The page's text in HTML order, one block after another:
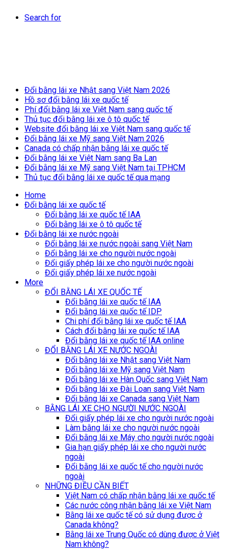
Search for
Đổi bằng lái xe Nhật sang Việt Nam 2026
Hồ sơ đổi bằng lái xe quốc tế
Phí đổi bằng lái xe Việt Nam sang quốc tế
Thủ tục đổi bằng lái xe ô tô quốc tế
Website đổi bằng lái xe Việt Nam sang quốc tế
Đổi bằng lái xe Mỹ sang Việt Nam 2026
Canada có chấp nhận bằng lái xe quốc tế
Đổi bằng lái xe Việt Nam sang Ba Lan
Đổi bằng lái xe Mỹ sang Việt Nam tại TPHCM
Thủ tục đổi bằng lái xe quốc tế qua mạng
Home
Đổi bằng lái xe quốc tế
Đổi bằng lái xe quốc tế IAA
Đổi bằng lái xe ô tô quốc tế
Đổi bằng lái xe nước ngoài
Đổi bằng lái xe nước ngoài sang Việt Nam
Đổi bằng lái xe cho người nước ngoài
Đổi giấy phép lái xe cho người nước ngoài
Đổi giấy phép lái xe nước ngoài
More
ĐỔI BẰNG LÁI XE QUỐC TẾ
Đổi bằng lái xe quốc tế IAA
Đổi bằng lái xe quốc tế IDP
Chi phí đổi bằng lái xe quốc tế IAA
Cách đổi bằng lái xe quốc tế IAA
Đổi bằng lái xe quốc tế IAA online
ĐỔI BẰNG LÁI XE NƯỚC NGOÀI
Đổi bằng lái xe Nhật sang Việt Nam
Đổi bằng lái xe Mỹ sang Việt Nam
Đổi bằng lái xe Hàn Quốc sang Việt Nam
Đổi bằng lái xe Đài Loan sang Việt Nam
Đổi bằng lái xe Canada sang Việt Nam
BẰNG LÁI XE CHO NGƯỜI NƯỚC NGOÀI
Đổi giấy phép lái xe cho người nước ngoài
Làm bằng lái xe cho người nước ngoài
Đổi bằng lái xe Máy cho người nước ngoài
Gia hạn giấy phép lái xe cho người nước
ngoài
Đổi bằng lái xe quốc tế cho người nước
ngoài
NHỮNG ĐIỀU CẦN BIẾT
Việt Nam có chấp nhận bằng lái xe quốc tế
Các nước công nhận bằng lái xe Việt Nam
Bằng lái xe quốc tế có sử dụng được ở
Canada không?
Bằng lái xe Trung Quốc có dùng được ở Việt
Nam không?